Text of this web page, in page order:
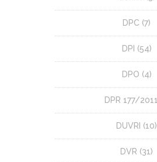
DPC (7)
DPI (54)
DPO (4)
DPR 177/2011
DUVRI (10)
DVR (31)